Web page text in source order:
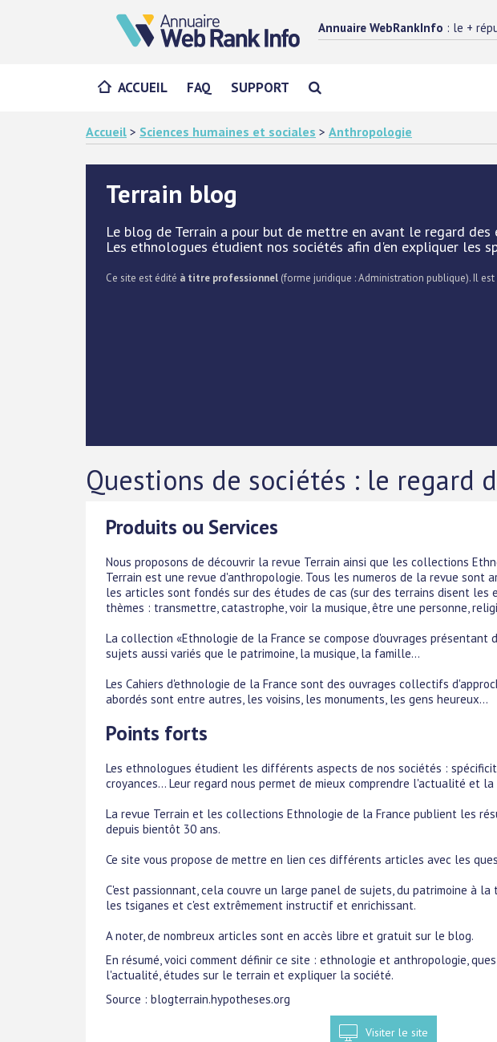
Annuaire WebRankInfo : le +
ACCUEIL FAQ SUPPORT
Accueil > Sciences humaines et sociales > Anthropologie
Terrain blog
Le blog de Terrain a pour but de mettre en avant le regard
Les ethnologues étudient nos sociétés afin d'en expliquer les
Ce site est édité à titre professionnel (forme juridique : Administration publique). Il
Questions de sociétés : le regard
Produits ou Services
Nous proposons de découvrir la revue Terrain ainsi que les collections
Terrain est une revue d'anthropologie. Tous les numeros de la revue sont
les articles sont fondés sur des études de cas (sur des terrains disent les
thèmes : transmettre, catastrophe, voir la musique, être une personne,
La collection «Ethnologie de la France se compose d'ouvrages présentant
sujets aussi variés que le patrimoine, la musique, la famille...
Les Cahiers d'ethnologie de la France sont des ouvrages collectifs
abordés sont entre autres, les voisins, les monuments, les gens heureux...
Points forts
Les ethnologues étudient les différents aspects de nos sociétés :
croyances... Leur regard nous permet de mieux comprendre l'actualité et
La revue Terrain et les collections Ethnologie de la France publient les
depuis bientôt 30 ans.
Ce site vous propose de mettre en lien ces différents articles avec les
C'est passionnant, cela couvre un large panel de sujets, du patrimoine à
les tsiganes et c'est extrêmement instructif et enrichissant.
A noter, de nombreux articles sont en accès libre et gratuit sur le blog.
En résumé, voici comment définir ce site : ethnologie et anthropologie,
l'actualité, études sur le terrain et expliquer la société.
Source : blogterrain.hypotheses.org
Visiter le site